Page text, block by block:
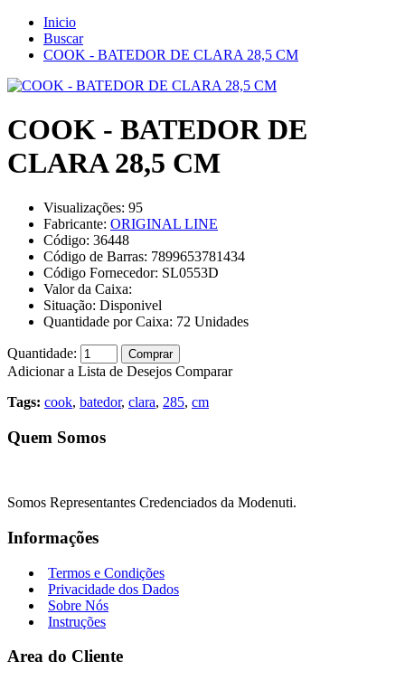
Inicio
Buscar
COOK - BATEDOR DE CLARA 28,5 CM
COOK - BATEDOR DE
CLARA 28,5 CM
Visualizações: 95
Fabricante: ORIGINAL LINE
Código: 36448
Código de Barras: 7899653781434
Código Fornecedor: SL0553D
Valor da Caixa:
Situação: Disponivel
Quantidade por Caixa: 72 Unidades
Quantidade: Comprar
Adicionar a Lista de Desejos Comparar
Tags: cook, batedor, clara, 285, cm
Quem Somos
Somos Representantes Credenciados da Modenuti.
Informações
Termos e Condições
Privacidade dos Dados
Sobre Nós
Instruções
Area do Cliente